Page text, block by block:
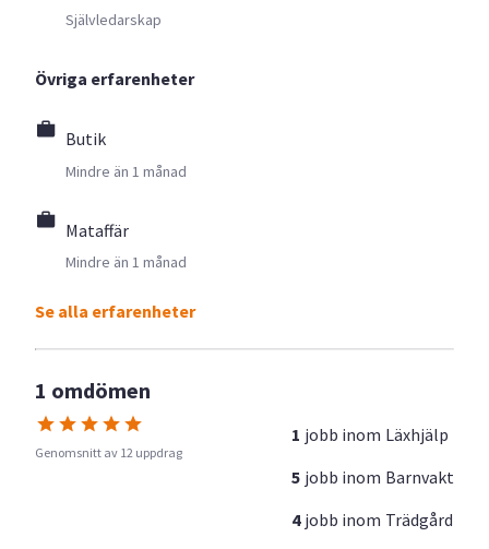
Självledarskap
Övriga erfarenheter
Butik
Mindre än 1 månad
Mataffär
Mindre än 1 månad
Se alla erfarenheter
1 omdömen
Genomsnitt av 12 uppdrag
1 jobb inom Läxhjälp
5 jobb inom Barnvakt
4 jobb inom Trädgård